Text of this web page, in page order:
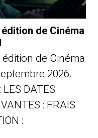
de Cinéma
édition de Cinéma
2026.
DATES
: FRAIS
: